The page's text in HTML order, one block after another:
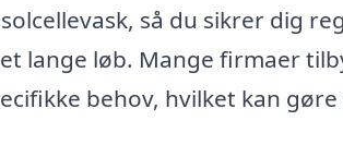
så du sikrer dig
lange løb. Mange firmaer
behov, hvilket kan